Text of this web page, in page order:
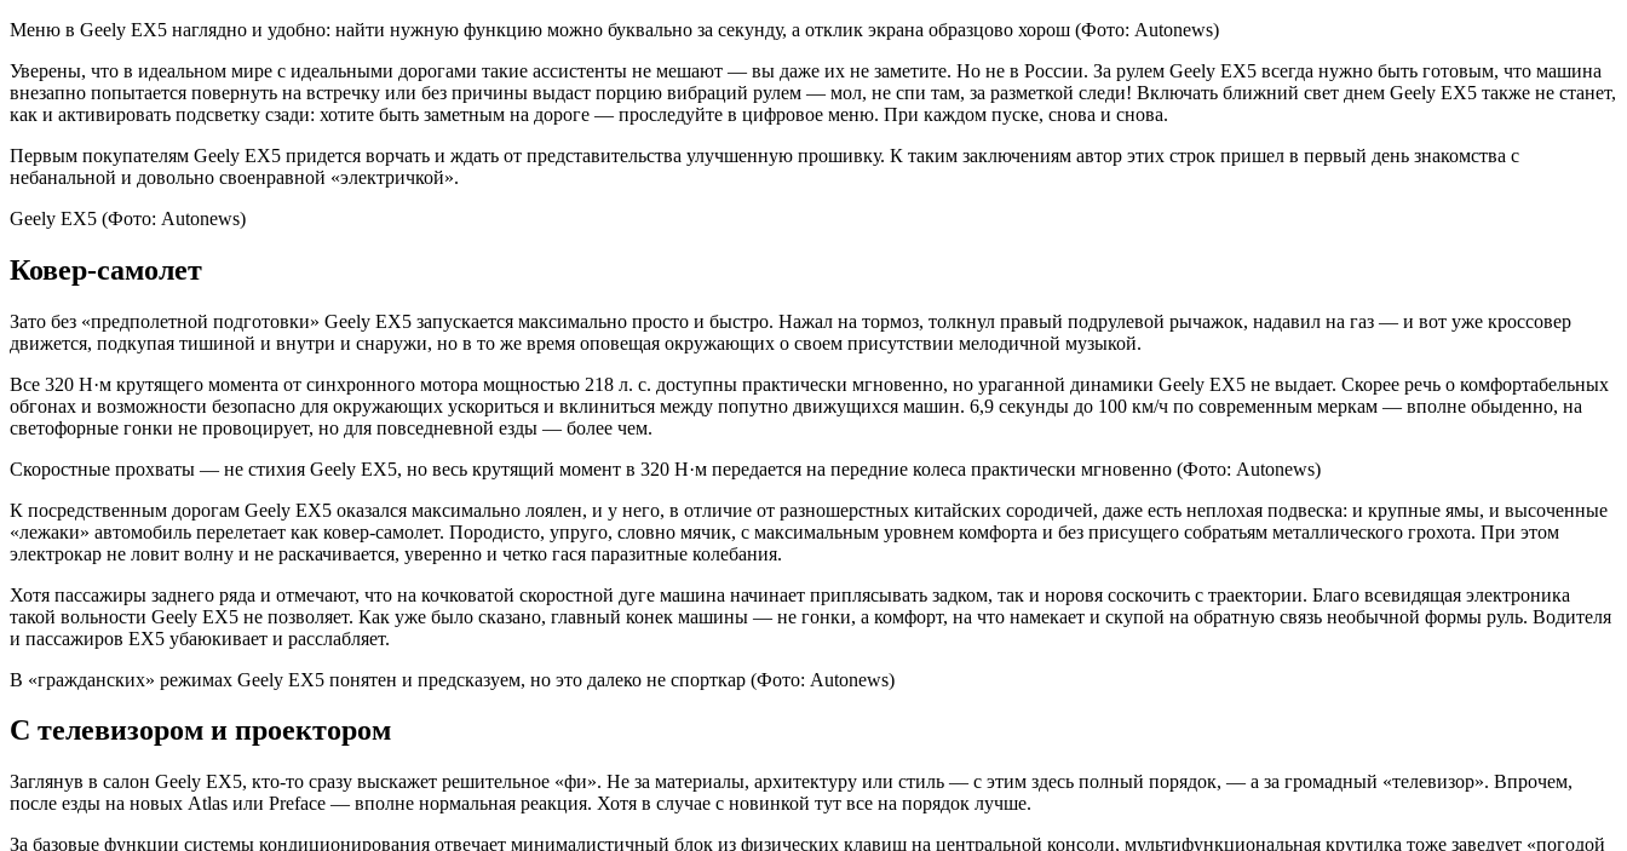
Меню в Geely EX5 наглядно и удобно: найти нужную функцию можно буквально за секунду, а отклик экрана образцово хорош (Фото: Autonews)
Уверены, что в идеальном мире с идеальными дорогами такие ассистенты не мешают — вы даже их не заметите. Но не в России. За рулем Geely EX5 всегда нужно быть готовым, что машина
внезапно попытается повернуть на встречку или без причины выдаст порцию вибраций рулем — мол, не спи там, за разметкой следи! Включать ближний свет днем Geely EX5 также не станет,
как и активировать подсветку сзади: хотите быть заметным на дороге — проследуйте в цифровое меню. При каждом пуске, снова и снова.
Первым покупателям Geely EX5 придется ворчать и ждать от представительства улучшенную прошивку. К таким заключениям автор этих строк пришел в первый день знакомства с
небанальной и довольно своенравной «электричкой».
Geely EX5 (Фото: Autonews)
Ковер-самолет
Зато без «предполетной подготовки» Geely EX5 запускается максимально просто и быстро. Нажал на тормоз, толкнул правый подрулевой рычажок, надавил на газ — и вот уже кроссовер
движется, подкупая тишиной и внутри и снаружи, но в то же время оповещая окружающих о своем присутствии мелодичной музыкой.
Все 320 Н·м крутящего момента от синхронного мотора мощностью 218 л. с. доступны практически мгновенно, но ураганной динамики Geely EX5 не выдает. Скорее речь о комфортабельных
обгонах и возможности безопасно для окружающих ускориться и вклиниться между попутно движущихся машин. 6,9 секунды до 100 км/ч по современным меркам — вполне обыденно, на
светофорные гонки не провоцирует, но для повседневной езды — более чем.
Скоростные прохваты — не стихия Geely EX5, но весь крутящий момент в 320 Н·м передается на передние колеса практически мгновенно (Фото: Autonews)
К посредственным дорогам Geely EX5 оказался максимально лоялен, и у него, в отличие от разношерстных китайских сородичей, даже есть неплохая подвеска: и крупные ямы, и высоченные
«лежаки» автомобиль перелетает как ковер-самолет. Породисто, упруго, словно мячик, с максимальным уровнем комфорта и без присущего собратьям металлического грохота. При этом
электрокар не ловит волну и не раскачивается, уверенно и четко гася паразитные колебания.
Хотя пассажиры заднего ряда и отмечают, что на кочковатой скоростной дуге машина начинает приплясывать задком, так и норовя соскочить с траектории. Благо всевидящая электроника
такой вольности Geely EX5 не позволяет. Как уже было сказано, главный конек машины — не гонки, а комфорт, на что намекает и скупой на обратную связь необычной формы руль. Водителя
и пассажиров EX5 убаюкивает и расслабляет.
В «гражданских» режимах Geely EX5 понятен и предсказуем, но это далеко не спорткар (Фото: Autonews)
С телевизором и проектором
Заглянув в салон Geely EX5, кто-то сразу выскажет решительное «фи». Не за материалы, архитектуру или стиль — с этим здесь полный порядок, — а за громадный «телевизор». Впрочем,
после езды на новых Atlas или Preface — вполне нормальная реакция. Хотя в случае с новинкой тут все на порядок лучше.
За базовые функции системы кондиционирования отвечает минималистичный блок из физических клавиш на центральной консоли, мультифункциональная крутилка тоже заведует «погодой